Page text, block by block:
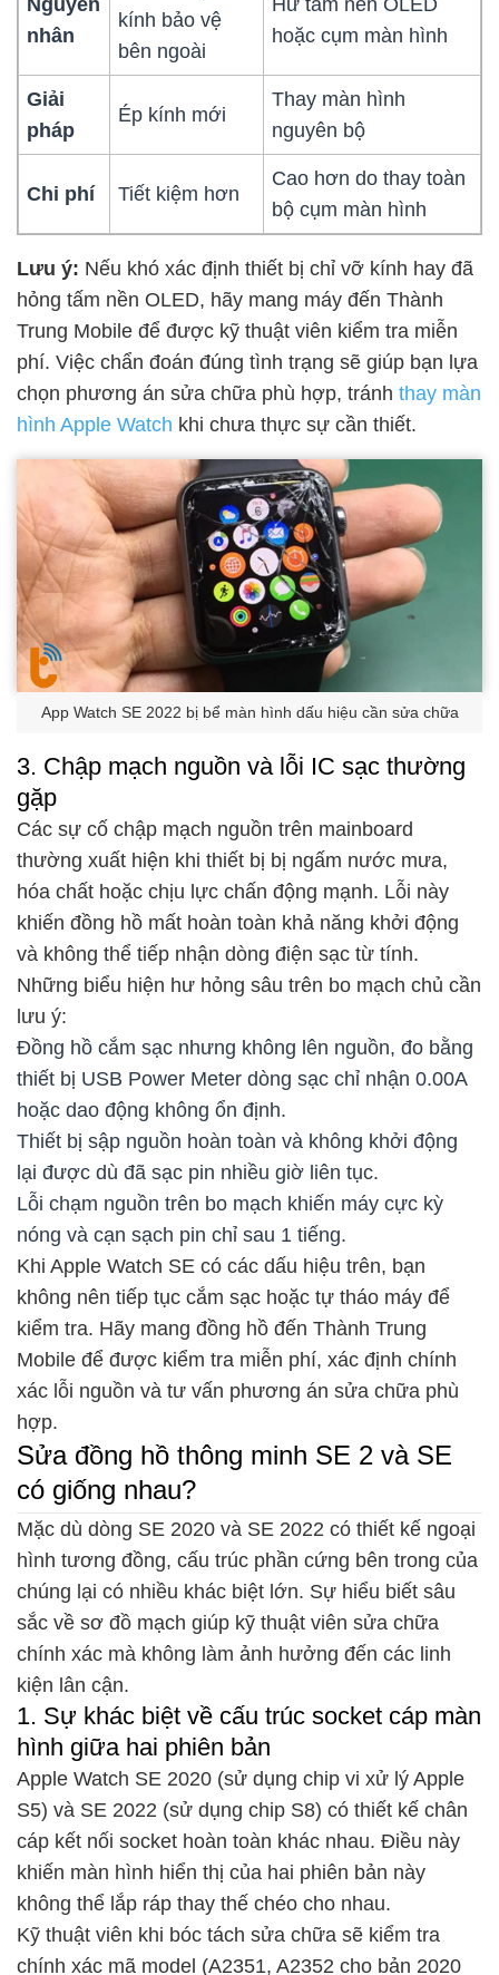
Nguyên
nhân
kính bảo vệ
bên ngoài
Hư tấm nền OLED
hoặc cụm màn hình
Giải
pháp
Ép kính mới
Thay màn hình
nguyên bộ
Chi phí Tiết kiệm hơn
Cao hơn do thay toàn
bộ cụm màn hình
Lưu ý: Nếu khó xác định thiết bị chỉ vỡ kính hay đã
hỏng tấm nền OLED, hãy mang máy đến Thành
Trung Mobile để được kỹ thuật viên kiểm tra miễn
phí. Việc chẩn đoán đúng tình trạng sẽ giúp bạn lựa
chọn phương án sửa chữa phù hợp, tránh thay màn
hình Apple Watch khi chưa thực sự cần thiết.
App Watch SE 2022 bị bể màn hình dấu hiệu cần sửa chữa
3. Chập mạch nguồn và lỗi IC sạc thường
gặp
Các sự cố chập mạch nguồn trên mainboard
thường xuất hiện khi thiết bị bị ngấm nước mưa,
hóa chất hoặc chịu lực chấn động mạnh. Lỗi này
khiến đồng hồ mất hoàn toàn khả năng khởi động
và không thể tiếp nhận dòng điện sạc từ tính.
Những biểu hiện hư hỏng sâu trên bo mạch chủ cần
lưu ý:
Đồng hồ cắm sạc nhưng không lên nguồn, đo bằng
thiết bị USB Power Meter dòng sạc chỉ nhận 0.00A
hoặc dao động không ổn định.
Thiết bị sập nguồn hoàn toàn và không khởi động
lại được dù đã sạc pin nhiều giờ liên tục.
Lỗi chạm nguồn trên bo mạch khiến máy cực kỳ
nóng và cạn sạch pin chỉ sau 1 tiếng.
Khi Apple Watch SE có các dấu hiệu trên, bạn
không nên tiếp tục cắm sạc hoặc tự tháo máy để
kiểm tra. Hãy mang đồng hồ đến Thành Trung
Mobile để được kiểm tra miễn phí, xác định chính
xác lỗi nguồn và tư vấn phương án sửa chữa phù
hợp.
Sửa đồng hồ thông minh SE 2 và SE
có giống nhau?
Mặc dù dòng SE 2020 và SE 2022 có thiết kế ngoại
hình tương đồng, cấu trúc phần cứng bên trong của
chúng lại có nhiều khác biệt lớn. Sự hiểu biết sâu
sắc về sơ đồ mạch giúp kỹ thuật viên sửa chữa
chính xác mà không làm ảnh hưởng đến các linh
kiện lân cận.
1. Sự khác biệt về cấu trúc socket cáp màn
hình giữa hai phiên bản
Apple Watch SE 2020 (sử dụng chip vi xử lý Apple
S5) và SE 2022 (sử dụng chip S8) có thiết kế chân
cáp kết nối socket hoàn toàn khác nhau. Điều này
khiến màn hình hiển thị của hai phiên bản này
không thể lắp ráp thay thế chéo cho nhau.
Kỹ thuật viên khi bóc tách sửa chữa sẽ kiểm tra
chính xác mã model (A2351, A2352 cho bản 2020